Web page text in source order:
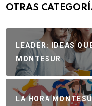
OTRAS
LEADER: IDEAS
MONTESUR
LA HORA